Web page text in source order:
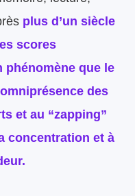
plus d’un siècle
scores
phénomène que le
des
et au “zapping”
concentration et à